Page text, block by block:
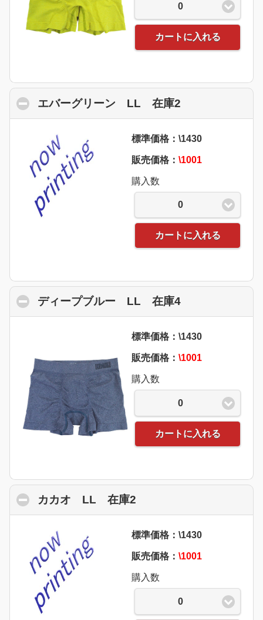
0
カートに入れる
エバーグリーン LL 在庫2
標準価格：\1430
販売価格： \1001
購入数
0
カートに入れる
ディープブルー LL 在庫4click to
標準価格：\1430
販売価格： \1001
購入数
0
カートに入れる
カカオ LL 在庫2
標準価格：\1430
販売価格： \1001
購入数
0